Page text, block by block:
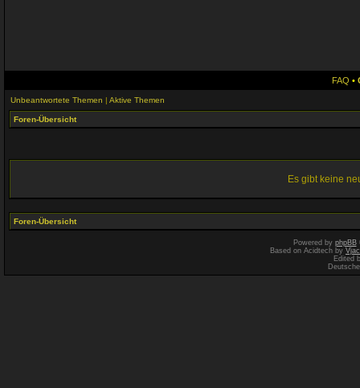
FAQ •
Unbeantwortete Themen | Aktive Themen
Foren-Übersicht
Es gibt keine
Foren-Übersicht
Powered by phpBB
Based on Acidtech by
Edited